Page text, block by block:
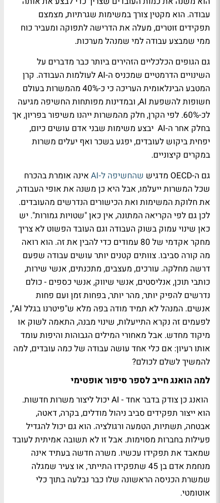
עבודה. הוא מקטין צורך במשימות שגרתיות, מצמצם
תפקידים זוטרים, מעלה את הדרישה לתפוקה ומעביר כוח
ממי שמבצע עבודה למי שמנהל מערכות.
גם הגופים הכלכליים הזהירים ביותר כבר מדברים על
השינויים הדרמטיים שמכניס ה-AI לעולמות העבודה. קרן
המטבע הבינלאומית העריכה כי כ-40% מהמשרות בעולם
חשופות להשפעת AI, ובמדינות מפותחות החשיפה מגיעה
לכ-60%. לפי הקרן, חלק מהמשרות ייהנו משיפור בפריון, אך
בחלק אחר ה-AI יבצע משימות שבני אדם עושים כיום,
יפחית ביקוש לעובדים, יפגע בשכר ואף יעלים משרות
במקרים קיצוניים.
גם ה-OECD מדגיש
שהחשיפה ל-AI
אינה אומרת בהכרח
שכל המשרות ייעלמו, אבל היא כן משנה את אופי העבודה,
את חלוקת המשימות ואת הכישורים הנדרשים מהעובדים.
לכן גם לפי הקריאה המתונה, אין כאן "שטויות גמורות". יש
כאן שינוי עמוק בשוק העבודה וגם העובד הפשוט לא צריך
מחקר אקדמי של 80 עמודים כדי להבין את זה. הוא רואה
מה קורה סביבו. צוותים קטנים יותר עושים עבודה שפעם
דרשה מחלקה. עורכים, מעצבים, מתכנתים, אנשי שירות,
כותבי תוכן, אנליסטים, אנשי שיווק, אנשי כספים - כולם
נדרשים להפיק יותר, מהר יותר, בפחות זמן ועם פחות
אנשים. המנהל לא תמיד מודה בפה מלא ש"פיטרנו בגלל AI",
לפעמים זה נקרא התייעלות, שינוי מבנה, התאמה לשוק או
מיקוד מחדש. אבל מאחורי המילים הגבוהות והיפות עומד
אותו רעיון: אם כלי אחד עושה עבודה של כמה עובדים, למה
להמשיך לשלם לכולם?
למה הואנג חייב לספר סיפור אופטימי
הואנג כן צודק בדבר אחד - AI יכול ליצור משרות חדשות.
הוא ייצור תפקידים סביב ניהול מודלים, בקרה, דאטה,
אבטחה, תשתיות, הטמעה ורגולציה. הוא גם יכול להגדיל
פעילות בחברות מסוימות. אבל זו לא תשובה אמיתית לעובד
שמאבד את תפקידו עכשיו. משרה חדשה בעתיד אינה
מנחמת אדם בן 45 שתפקידו התייתר, או צעיר שמגלה
שמשרת הכניסה הראשונה שלו כבר נבלעה בתוך כלי
אוטומטי.